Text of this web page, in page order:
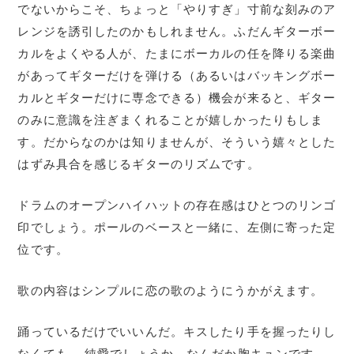
でないからこそ、ちょっと「やりすぎ」寸前な刻みのア
レンジを誘引したのかもしれません。ふだんギターボー
カルをよくやる人が、たまにボーカルの任を降りる楽曲
があってギターだけを弾ける（あるいはバッキングボー
カルとギターだけに専念できる）機会が来ると、ギター
のみに意識を注ぎまくれることが嬉しかったりもしま
す。だからなのかは知りませんが、そういう嬉々とした
はずみ具合を感じるギターのリズムです。
ドラムのオープンハイハットの存在感はひとつのリンゴ
印でしょう。ポールのベースと一緒に、左側に寄った定
位です。
歌の内容はシンプルに恋の歌のようにうかがえます。
踊っているだけでいいんだ。キスしたり手を握ったりし